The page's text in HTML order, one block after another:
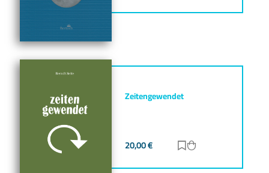
Zeitengewendet
20,00€ Zur Merkliste